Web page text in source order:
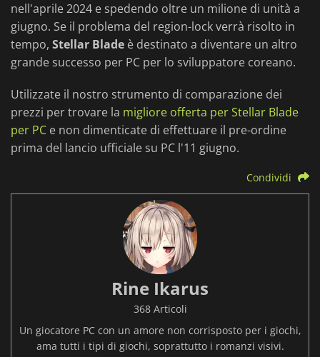
nell'aprile 2024 e spedendo oltre un milione di unità a
giugno. Se il problema del region-lock verrà risolto in
tempo, Stellar Blade è destinato a diventare un altro
grande successo per PC per lo sviluppatore coreano.
Utilizzate il nostro strumento di comparazione dei
prezzi per trovare la migliore offerta per Stellar Blade
per PC e non dimenticate di effettuare il pre-ordine
prima del lancio ufficiale su PC l'11 giugno.
Condividi
Rine Ikarus
368 Articoli
Un giocatore PC con un amore non corrisposto per i giochi,
ama tutti i tipi di giochi, soprattutto i romanzi visivi.